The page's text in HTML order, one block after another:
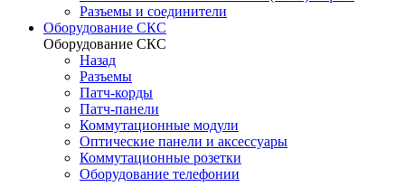
Разъемы и соединители
Оборудование СКС
Оборудование СКС
Назад
Разъемы
Патч-корды
Патч-панели
Коммутационные модули
Оптические панели и аксессуары
Коммутационные розетки
Оборудование телефонии